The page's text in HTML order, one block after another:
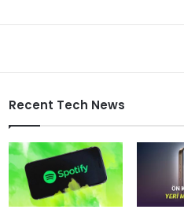
Recent Tech News